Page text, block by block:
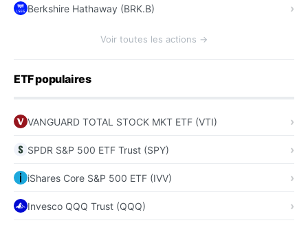
Berkshire Hathaway (BRK.B)
Voir toutes les actions →
ETF populaires
VANGUARD TOTAL STOCK MKT ETF (VTI)
SPDR S&P 500 ETF Trust (SPY)
iShares Core S&P 500 ETF (IVV)
Invesco QQQ Trust (QQQ)